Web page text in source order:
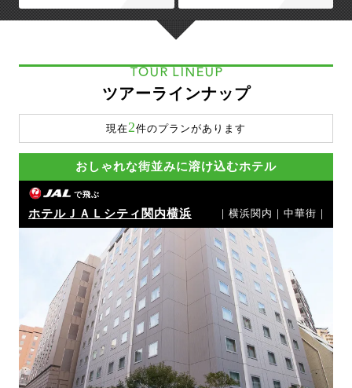
TOUR LINEUP
ツアーラインナップ
現在2件のプランがあります
おしゃれな街並みに溶け込むホテル
で飛ぶ
ホテルＪＡＬシティ関内横浜 ｜横浜関内｜中華街｜